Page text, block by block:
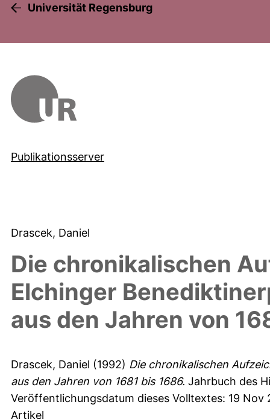
Universität Regensburg
Publikationsserver
Drascek, Daniel
Die chronikalischen
Elchinger
aus den Jahren von
Drascek, Daniel (1992) Die chronikalischen
aus den Jahren von 1681 bis 1686. Jahrbuch des
Veröffentlichungsdatum dieses Volltextes: 19 Nov
Artikel